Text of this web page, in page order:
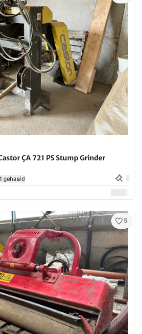
ÇA 721 PS Stump Grinder
gehaald
5